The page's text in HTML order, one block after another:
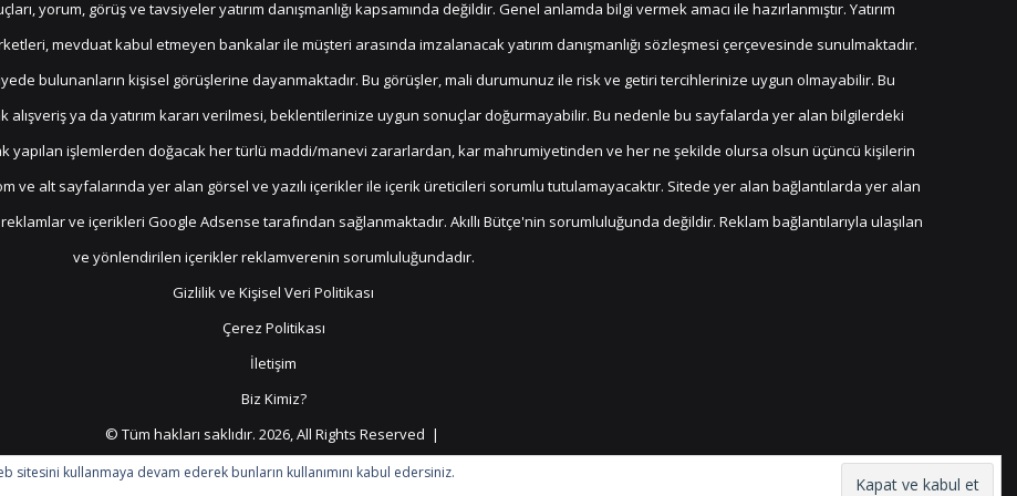
yorum, görüş ve tavsiyeler yatırım danışmanlığı kapsamında değildir. Genel anlamda bilgi vermek amacı ile hazırlanmıştır. Yatırım
mevduat kabul etmeyen bankalar ile müşteri arasında imzalanacak yatırım danışmanlığı sözleşmesi çerçevesinde sunulmaktadır.
bulunanların kişisel görüşlerine dayanmaktadır. Bu görüşler, mali durumunuz ile risk ve getiri tercihlerinize uygun olmayabilir. Bu
ya da yatırım kararı verilmesi, beklentilerinize uygun sonuçlar doğurmayabilir. Bu nedenle bu sayfalarda yer alan bilgilerdeki
yapılan işlemlerden doğacak her türlü maddi/manevi zararlardan, kar mahrumiyetinden ve her ne şekilde olursa olsun üçüncü kişilerin
ve alt sayfalarında yer alan görsel ve yazılı içerikler ile içerik üreticileri sorumlu tutulamayacaktır. Sitede yer alan bağlantılarda yer alan
ve içerikleri Google Adsense tarafından sağlanmaktadır. Akıllı Bütçe'nin sorumluluğunda değildir. Reklam bağlantılarıyla ulaşılan
ve yönlendirilen içerikler reklamverenin sorumluluğundadır.
Gizlilik ve Kişisel Veri Politikası
Çerez Politikası
İletişim
Biz Kimiz?
© Tüm hakları saklıdır. 2026, All Rights Reserved |
Evde Bütçe İşte Bütçe Kendine Yatırım
Geleceğe Yatırım
sitesini kullanmaya devam ederek bunların kullanımını kabul edersiniz.